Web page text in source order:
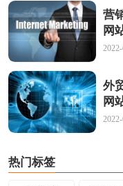
营
网
外
网
热门标签